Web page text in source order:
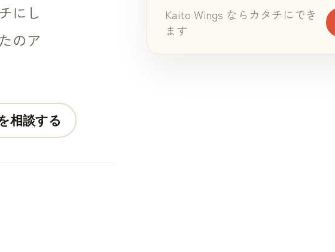
にし
のア
相談する
Kaito Wings ならカタチにでき
ます